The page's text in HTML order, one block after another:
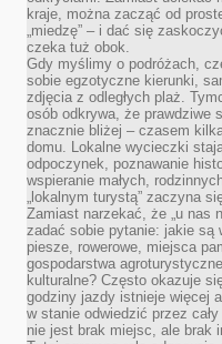
kraje, można zacząć od
„miedzę” – i dać się
czeka tuż obok.
Gdy myślimy o podróżach,
sobie egzotyczne kierunki,
zdjęcia z odległych plaż.
osób odkrywa, że prawdziwe
znacznie bliżej – czasem
domu. Lokalne wycieczki
odpoczynek, poznawanie
wspieranie małych,
„lokalnym turystą” zaczyna
Zamiast narzekać, że „u nas
zadać sobie pytanie: jakie są
piesze, rowerowe, miejsca
gospodarstwa
kulturalne? Często okazuje
godziny jazdy istnieje więcej
w stanie odwiedzić przez
nie jest brak miejsc, ale brak